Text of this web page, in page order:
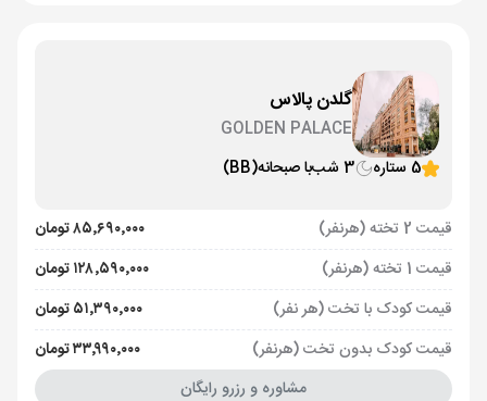
گلدن پالاس
GOLDEN PALACE
5 ستاره
3 شب با صبحانه(BB)
قیمت 2 تخته (هرنفر)
۸۵٬۶۹۰٬۰۰۰ تومان
قیمت 1 تخته (هرنفر)
۱۲۸٬۵۹۰٬۰۰۰ تومان
قیمت کودک با تخت (هر نفر)
۵۱٬۳۹۰٬۰۰۰ تومان
قیمت کودک بدون تخت (هرنفر)
۳۳٬۹۹۰٬۰۰۰ تومان
مشاوره و رزرو رایگان